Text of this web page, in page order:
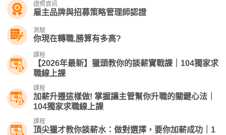
證照資訊
雇主品牌與招募策略管理師認證
測驗
你現在轉職,勝算有多高?
課程
【2026年最新】獵頭教你的談薪實戰課｜104獨家求
職線上課
課程
加薪升遷這樣做! 掌握讓主管幫你升職的關鍵心法｜
104獨家求職線上課
課程
頂尖獵才教你談薪水：做對選擇，要你加薪成功｜1